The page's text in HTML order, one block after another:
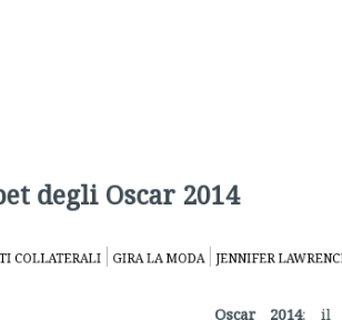
pennellata
nessuna
letterale,
Jennifer